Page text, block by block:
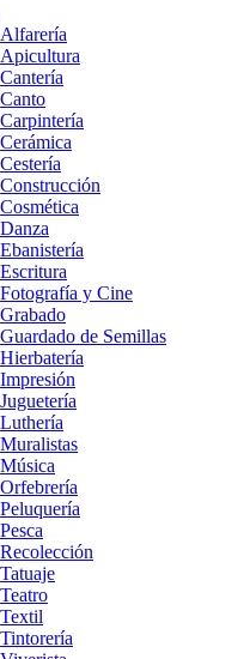
Alfarería
Apicultura
Cantería
Canto
Carpintería
Cerámica
Cestería
Construcción
Cosmética
Danza
Ebanistería
Escritura
Fotografía y Cine
Grabado
Guardado de Semillas
Hierbatería
Impresión
Juguetería
Luthería
Muralistas
Música
Orfebrería
Peluquería
Pesca
Recolección
Tatuaje
Teatro
Textil
Tintorería